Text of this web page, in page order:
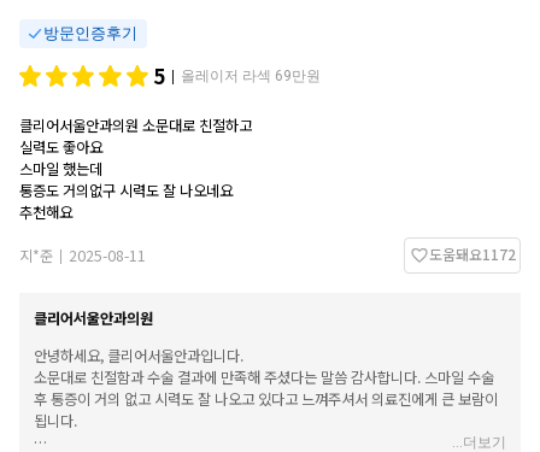
방문인증후기
5 올레이저 라섹 69만원
클리어서울안과의원 소문대로 친절하고
실력도 좋아요
스마일 했는데
통증도 거의없구 시력도 잘 나오네요
추천해요
지*준
2025-08-11 도움돼요1172
클리어서울안과의원
안녕하세요, 클리어서울안과입니다.
소문대로 친절함과 수술 결과에 만족해 주셨다는 말씀 감사합니다. 스마일 수술
후 통증이 거의 없고 시력도 잘 나오고 있다고 느껴주셔서 의료진에게 큰 보람이
됩니다.
더보기